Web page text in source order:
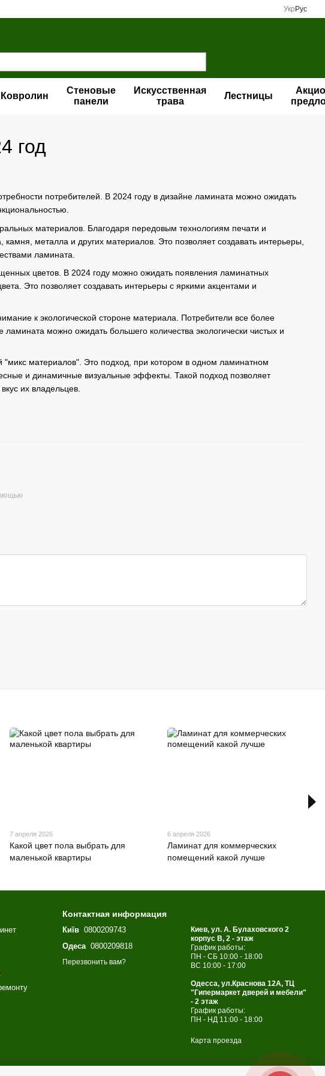
Укр Рус
Ковролин
Стеновые
панели
Искусственная
трава
Лестницы
год
потребителей. В 2024 году в дизайне ламината можно ожидать
материалов. Благодаря передовым технологиям печати и
металла и других материалов. Это позволяет создавать интерьеры,
ламината.
цветов. В 2024 году можно ожидать появления ламинатных
Это позволяет создавать интерьеры с яркими акцентами и
к экологической стороне материала. Потребители все более
можно ожидать большего количества экологически чистых и
материалов". Это подход, при котором в одном ламинатном
и динамичные визуальные эффекты. Такой подход позволяет
их владельцев.
7 апреля 2026
Какой цвет пола выбрать для
маленькой квартиры
6 апреля 2026
Ламинат для коммерческих
помещений какой лучше
Контактная информация
Київ 0800209743
Одеса0800209818
Перезвонить вам?
Киев, ул. А. Булаховского 2
корпус B, 2 - этаж
График работы:
ПН - СБ 10:00 - 18:00
ВС 10:00 - 17:00
Одесса, ул.Краснова 12А, ТЦ
"Гипермаркет дверей и мебели"
- 2 этаж
График работы:
ПН - НД 11:00 - 18:00
Карта проезда